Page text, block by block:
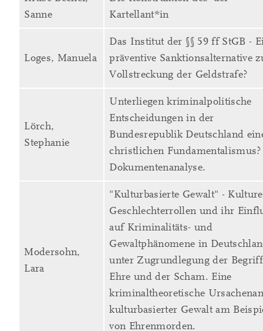
Sanne
Kartellant*in
Loges, Manuela
Das Institut der §§ 59 ff StGB -
präventive Sanktionsalternative
Vollstreckung der Geldstrafe?
Lörch,
Stephanie
Unterliegen kriminalpolitische
Entscheidungen in der
Bundesrepublik Deutschland
christlichen Fundamentalismus?
Dokumentenanalyse.
Modersohn,
Lara
"Kulturbasierte Gewalt" -
Geschlechterrollen und ihr
auf Kriminalitäts- und
Gewaltphänomene in
unter Zugrundlegung der
Ehre und der Scham. Eine
kriminaltheoretische
kulturbasierter Gewalt am
von Ehrenmorden.